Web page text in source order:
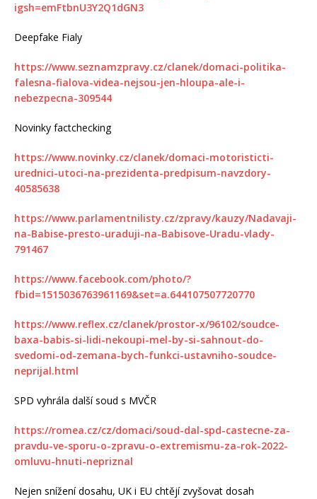
igsh=emFtbnU3Y2Q1dGN3
Deepfake Fialy
https://www.seznamzpravy.cz/clanek/domaci-politika-
falesna-fialova-videa-nejsou-jen-hloupa-ale-i-
nebezpecna-309544
Novinky factchecking
https://www.novinky.cz/clanek/domaci-motoristicti-
urednici-utoci-na-prezidenta-predpisum-navzdory-
40585638
https://www.parlamentnilisty.cz/zpravy/kauzy/Nadavaji-
na-Babise-presto-uraduji-na-Babisove-Uradu-vlady-
791467
https://www.facebook.com/photo/?
fbid=1515036763961169&set=a.644107507720770
https://www.reflex.cz/clanek/prostor-x/96102/soudce-
baxa-babis-si-lidi-nekoupi-mel-by-si-sahnout-do-
svedomi-od-zemana-bych-funkci-ustavniho-soudce-
neprijal.html
SPD vyhrála další soud s MVČR
https://romea.cz/cz/domaci/soud-dal-spd-castecne-za-
pravdu-ve-sporu-o-zpravu-o-extremismu-za-rok-2022-
omluvu-hnuti-nepriznal
Nejen snížení dosahu, UK i EU chtějí zvyšovat dosah